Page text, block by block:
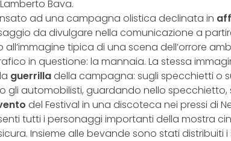
Bava.
ad una campagna olistica declinata in
da divulgare nella comunicazione a
tipica di una scena dell’orrore
in questione: la mannaia. La stessa
guerrilladella campagna: sugli specchietti o
automobilisti, guardando nello specchietto,
del Festival in una discoteca nei pressi di
tutti i personaggi importanti della mostra
Insieme alle bevande sono stati